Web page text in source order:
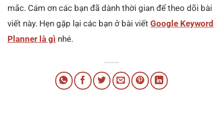
mắc. Cám ơn các bạn đã dành thời gian để theo dõi bài
viết này. Hẹn gặp lại các bạn ở bài viết Google Keyword
Planner là gì nhé.